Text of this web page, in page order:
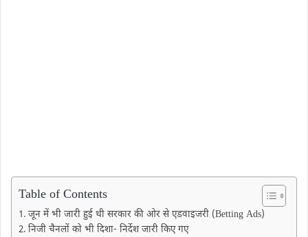
Table of Contents
जून में भी जारी हुई थी सरकार की ओर से एडवाइजरी (Betting Ads)
निजी चैनलों को भी दिशा- निर्देश जारी किए गए